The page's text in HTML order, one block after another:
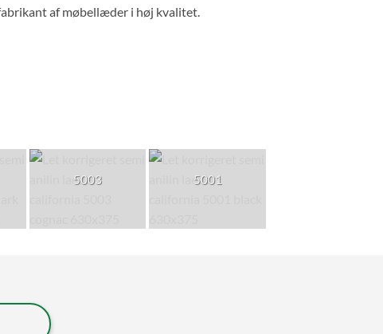
af møbellæder i høj kvalitet.
5003 5001